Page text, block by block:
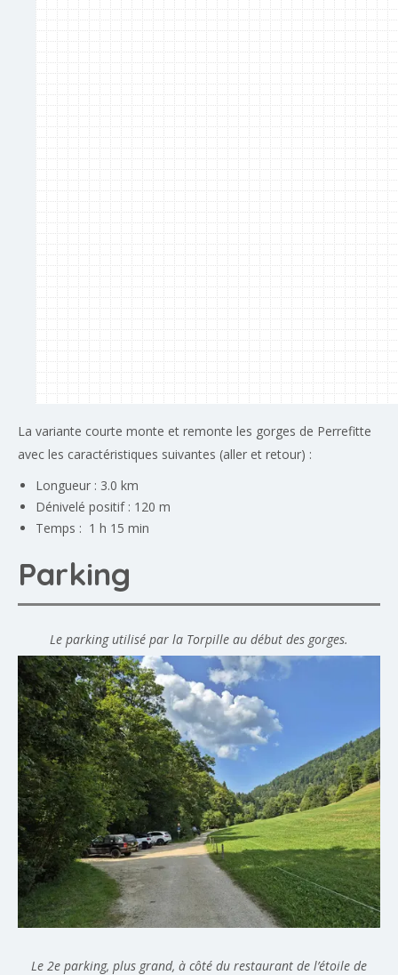
La variante courte monte et remonte les gorges de Perrefitte
avec les caractéristiques suivantes (aller et retour) :
Longueur : 3.0 km
Dénivelé positif : 120 m
Temps : 1 h 15 min
Parking
Le parking utilisé par la Torpille au début des gorges.
Le 2e parking, plus grand, à côté du restaurant de l’étoile de